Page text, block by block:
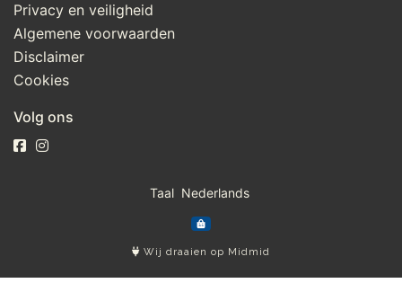
Privacy en veiligheid
Algemene voorwaarden
Disclaimer
Cookies
Volg ons
Taal
Wij draaien op Midmid